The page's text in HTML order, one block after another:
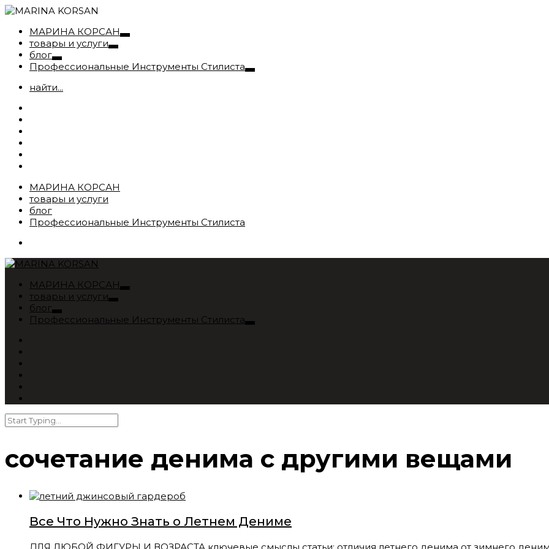
МАРИНА КОРСАН
товары и услуги
блог
Профессиональные Инструменты Стилиста
найти...
МАРИНА КОРСАН
товары и услуги
блог
Профессиональные Инструменты Стилиста
МАРИНА КОРСАН
товары и услуги
блог
Профессиональные Инструменты Стилиста
сочетание денима с другими вещами
Все Что Нужно Знать о Летнем Дениме
ДЛЯ ЛЮБОЙ ФИГУРЫ И ВОЗРАСТА ключевые смыслы статьи: отличия летнего денима от зимнего